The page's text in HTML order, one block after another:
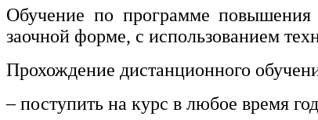
Ветеринария и зоотехника
Подготовка к периодической
аккредитации
Основные Услуги
Обучение по программе повышения
заочной форме, с использованием
Прохождение дистанционного
– поступить на курс в любое время